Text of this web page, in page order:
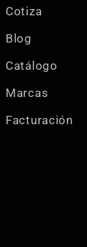
Cotiza
Blog
Catálogo
Marcas
Facturación